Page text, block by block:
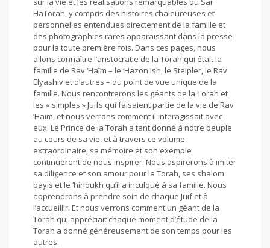
HaTorah, y compris des histoires chaleureuses et
personnelles entendues directement de la famille et
des photographies rares apparaissant dans la presse
pour la toute première fois. Dans ces pages, nous
allons connaître l’aristocratie de la Torah qui était la
famille de Rav ‘Haïm – le ‘Hazon Ish, le Steipler, le Rav
Elyashiv et d’autres – du point de vue unique de la
famille. Nous rencontrerons les géants de la Torah et
les « simples » Juifs qui faisaient partie de la vie de Rav
‘Haïm, et nous verrons comment il interagissait avec
eux. Le Prince de la Torah a tant donné à notre peuple
au cours de sa vie, et à travers ce volume
extraordinaire, sa mémoire et son exemple
continueront de nous inspirer. Nous aspirerons à imiter
sa diligence et son amour pour la Torah, ses shalom
bayis et le ‘hinoukh qu’il a inculqué à sa famille. Nous
apprendrons à prendre soin de chaque Juif et à
l’accueillir. Et nous verrons comment un géant de la
Torah qui appréciait chaque moment d’étude de la
Torah a donné généreusement de son temps pour les
autres.